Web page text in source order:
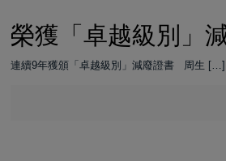
榮獲「卓越級別」
連續9年獲頒「卓越級別」減廢證書 周生 […]